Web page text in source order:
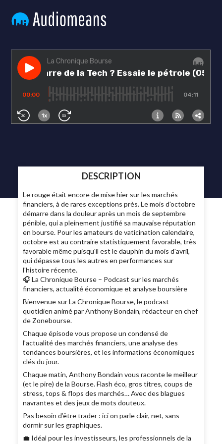
DESCRIPTION
Le rouge était encore de mise hier sur les marchés
financiers, à de rares exceptions près. Le mois d'octobre
démarre dans la douleur après un mois de septembre
pénible, qui a pleinement justifié sa mauvaise réputation
en bourse. Pour les amateurs de vaticination calendaire,
octobre est au contraire statistiquement favorable, très
favorable même puisqu'il est le dauphin du mois d'avril,
qui dépasse tous les autres en performances sur
l'histoire récente.
🎧 La Chronique Bourse – Podcast sur les marchés
financiers, actualité économique et analyse boursière
Bienvenue sur La Chronique Bourse, le podcast
quotidien animé par Anthony Bondain, rédacteur en chef
de Zonebourse.
Chaque épisode vous propose un condensé de
l’actualité des marchés financiers, une analyse des
tendances boursières, et les informations économiques
clés du jour.
Chaque matin, Anthony Bondain vous raconte le meilleur
(et le pire) de la Bourse. Flash éco, gros titres, coups de
stress, tops & flops des marchés… Avec des blagues
navrantes et des jeux de mots douteux.
Pas besoin d’être trader : ici on parle clair, net, sans
dormir sur les graphiques.
💼 Idéal pour les investisseurs, les professionnels de la